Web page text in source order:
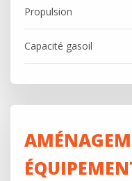
Propulsion
Capacité gasoil